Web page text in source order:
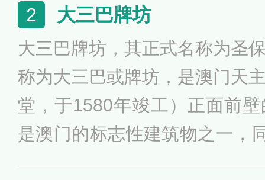
2 大三巴牌坊
大三巴牌坊，其正式名称为圣
称为大三巴或牌坊，是澳门天
堂，于1580年竣工）正面前
是澳门的标志性建筑物之一，